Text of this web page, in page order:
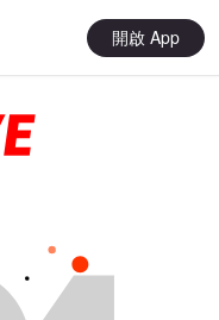
開啟 App